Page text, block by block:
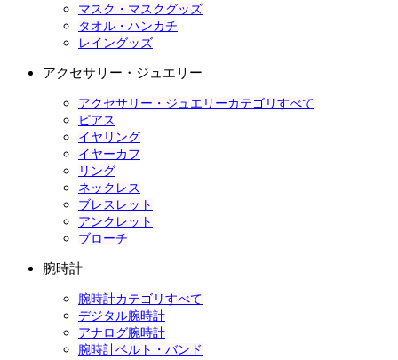
マスク・マスクグッズ
タオル・ハンカチ
レイングッズ
アクセサリー・ジュエリー
アクセサリー・ジュエリーカテゴリすべて
ピアス
イヤリング
イヤーカフ
リング
ネックレス
ブレスレット
アンクレット
ブローチ
腕時計
腕時計カテゴリすべて
デジタル腕時計
アナログ腕時計
腕時計ベルト・バンド